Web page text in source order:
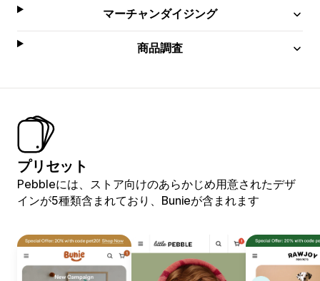
マーチャンダイジング
商品調査
プリセット
Pebbleには、ストア向けのあらかじめ用意されたデザ
インが5種類含まれており、Bunieが含まれます